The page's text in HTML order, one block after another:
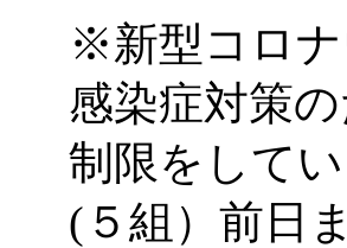
※新型コロナ
感染症対策
制限をしてい
(５組）前日